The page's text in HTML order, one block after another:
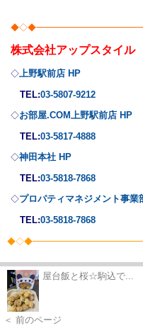
株式会社アップスタイル
◇上野駅前店 HP
TEL:03-5807-9212
◇お部屋.COM上野駅前店 HP
TEL:03-5817-4888
◇神田本社 HP
TEL:03-5818-7868
◇プロパティマネジメント事業
TEL:03-5818-7868
屋台飯と桜☆駒込で...
＜ 前のページ